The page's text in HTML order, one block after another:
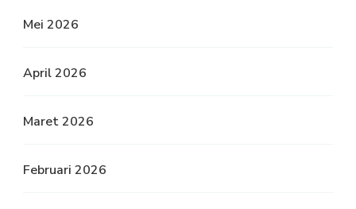
Mei 2026
April 2026
Maret 2026
Februari 2026